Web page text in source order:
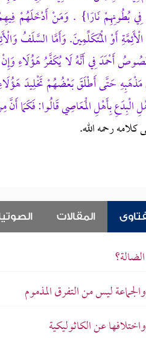
فِي بُطُونِهِمْ نَارًا} . وَمَنْ
الْأَئِمَّةِ أَوْ الْمُتَكَلِّمِينَ. وَأَمَّا السَّلَفُ
أَحْمَدَ فِي أَنَّهُ لَا يُكَفَّرُ هَؤُلَاءِ
مَذْهَبِهِ حَتَّى أَطْلَقَ بَعْضُهُمْ تَخْلِيدَ
الْبِدَعِ بِأَهْلِ الْمَعَاصِي قَالُوا: فَكَمَا
كلامه رحمه الله.
المقالات
ليس من التفرق المذموم
عن الكاثوليكية